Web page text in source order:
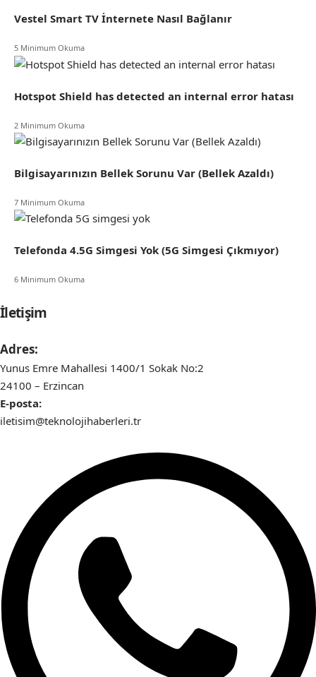
Vestel Smart TV İnternete Nasıl Bağlanır
5 Minimum Okuma
Hotspot Shield has detected an internal error hatası
2 Minimum Okuma
Bilgisayarınızın Bellek Sorunu Var (Bellek Azaldı)
7 Minimum Okuma
Telefonda 4.5G Simgesi Yok (5G Simgesi Çıkmıyor)
6 Minimum Okuma
İletişim
Adres:
Yunus Emre Mahallesi 1400/1 Sokak No:2
24100 – Erzincan
E-posta:
iletisim@teknolojihaberleri.tr